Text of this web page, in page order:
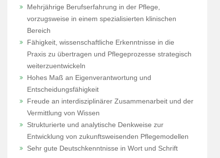
Mehrjährige Berufserfahrung in der Pflege,
vorzugsweise in einem spezialisierten klinischen
Bereich
Fähigkeit, wissenschaftliche Erkenntnisse in die
Praxis zu übertragen und Pflegeprozesse strategisch
weiterzuentwickeln
Hohes Maß an Eigenverantwortung und
Entscheidungsfähigkeit
Freude an interdisziplinärer Zusammenarbeit und der
Vermittlung von Wissen
Strukturierte und analytische Denkweise zur
Entwicklung von zukunftsweisenden Pflegemodellen
Sehr gute Deutschkenntnisse in Wort und Schrift